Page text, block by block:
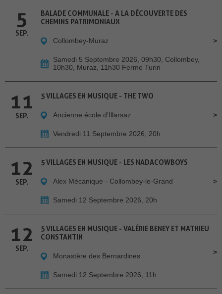
5
SEP.
BALADE COMMUNALE - A LA DÉCOUVERTE DES
CHEMINS PATRIMONIAUX
Collombey-Muraz
Samedi 5 Septembre 2026, 09h30, Collombey,
10h30, Muraz, 11h30 Ferme Turin
11
SEP.
5 VILLAGES EN MUSIQUE - THE TWO
Ancienne école d'Illarsaz
Vendredi 11 Septembre 2026, 20h
12
SEP.
5 VILLAGES EN MUSIQUE - LES NADACOWBOYS
Alex Mécanique - Collombey-le-Grand
Samedi 12 Septembre 2026, 20h
12
SEP.
5 VILLAGES EN MUSIQUE - VALÉRIE BENEY ET MATHIEU
CONSTANTIN
Monastère des Bernardines
Samedi 12 Septembre 2026, 11h